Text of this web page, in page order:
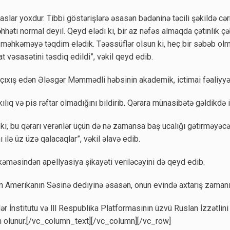
yoxdur. Tibbi göstərişlərə əsasən bədəninə təcili şəkildə
normal deyil. Qeyd elədi ki, bir az nəfəs almaqda çətinlik
təqdim elədik. Təəssüflər olsun ki, heç bir səbəb
vəsasətini təsdiq edildi”, vəkil qeyd edib.
edən Ələsgər Məmmədli həbsinin akademik, ictimai
və pis rəftar olmadığını bildirib. Qərara münasibətə gəldikdə
bu qərarı verənlər üçün də nə zamansa baş ucalığı
ilə üz üzə qalacaqlar”, vəkil əlavə edib.
apellyasiya şikayəti veriləcəyini də qeyd edib.
Amerikanın Səsinə dediyinə əsasən, onun evində axtarış
İnstitutu və lll Respublika Platformasının üzvü Ruslan
olunur.​[/vc_column_text][/vc_column][/vc_row]